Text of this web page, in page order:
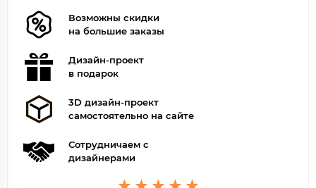
Возможны скидки
на большие заказы
Дизайн-проект
в подарок
3D дизайн-проект
самостоятельно на сайте
Сотрудничаем с
дизайнерами